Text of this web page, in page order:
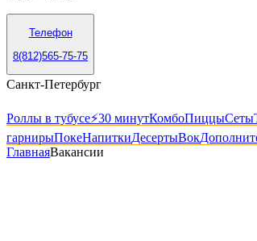
Телефон
8(812)565-75-75
Санкт-Петербург
Роллы в тубусе⚡️30 минутКомбоПиццыСеты
гарнирыПокеНапиткиДесертыВок
ГлавнаяВакансии